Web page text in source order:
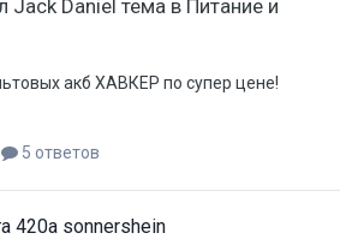
Jack Daniel тема в Питание и
акб ХАВКЕР по супер цене!
5 ответов
420а sonnershein